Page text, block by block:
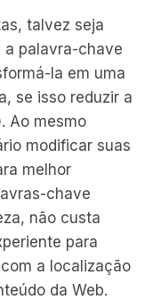
talvez seja
a palavra-chave
la em uma
se isso reduzir a
Ao mesmo
modificar suas
melhor
chave
não custa
para
a localização
da Web.